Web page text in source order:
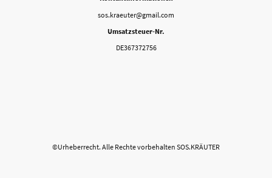
sos.kraeuter@gmail.com
Umsatzsteuer-Nr.
DE367372756
©Urheberrecht. Alle Rechte vorbehalten SOS.KRÄUTER